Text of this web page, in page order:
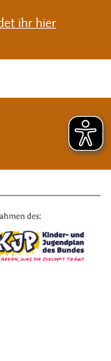
ihr hier